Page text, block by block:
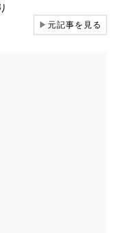
▶元記事を見る